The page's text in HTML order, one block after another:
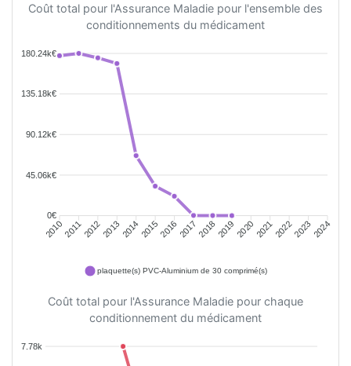
Coût total pour l'Assurance Maladie pour l'ensemble des
conditionnements du médicament
180.24k€
135.18k€
90.12k€
45.06k€
0€
201020112012201320142015201620172018201920202021202220232024
plaquette(s) PVC-Aluminium de 30 comprimé(s)
Coût total pour l'Assurance Maladie pour chaque
conditionnement du médicament
7.78k